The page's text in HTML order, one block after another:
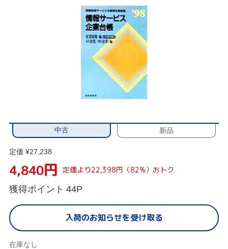
中古 新品
定価 ¥27,238
4,840円 定価より22,398円（82%）おトク
獲得ポイント 44P
入荷のお知らせを受け取る
在庫なし